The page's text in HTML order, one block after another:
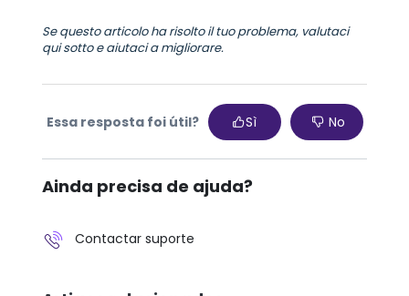
Se questo articolo ha risolto il tuo problema, valutaci
qui sotto e aiutaci a migliorare.
Essa resposta foi útil? Sì No
Ainda precisa de ajuda?
Contactar suporte